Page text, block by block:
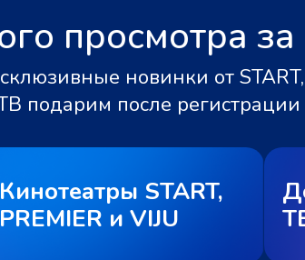
просмотра
новинки от
подарим после
Кинотеатры START,
PREMIER и VIJU